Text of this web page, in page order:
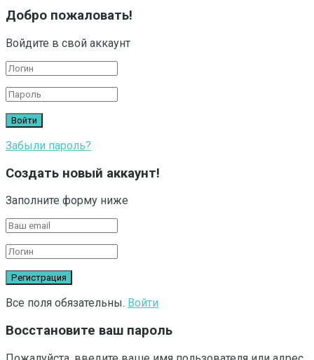
Добро пожаловать!
Войдите в свой аккаунт
Забыли пароль?
Создать новый аккаунт!
Заполните форму ниже
Все поля обязательны. Войти
Восстановите ваш пароль